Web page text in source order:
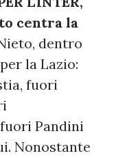
centra la
dentro
la Lazio:
fuori
Pandini
Nonostante